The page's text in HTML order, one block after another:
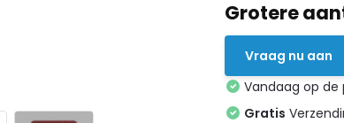
Grotere
Vraag nu aan
Vandaag op
Gratis